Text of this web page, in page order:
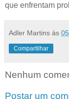
que enfrentam
Adler Martins às
Compartilhar
Nenhum
Postar um